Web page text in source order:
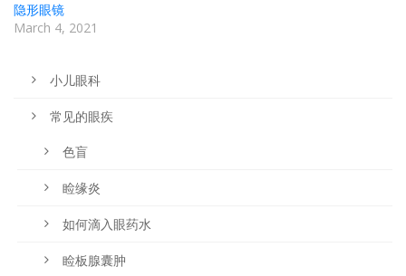
隐形眼镜
March 4, 2021
小儿眼科
常见的眼疾
色盲
睑缘炎
如何滴入眼药水
睑板腺囊肿